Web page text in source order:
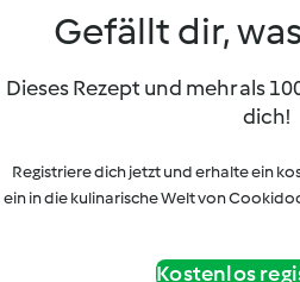
Gefällt dir,
Dieses Rezept und mehr als
dich!
Registriere dich jetzt und erhalte ein
ein in die kulinarische Welt von
Kostenlos